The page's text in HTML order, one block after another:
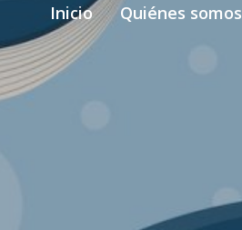
Inicio Quiénes somos